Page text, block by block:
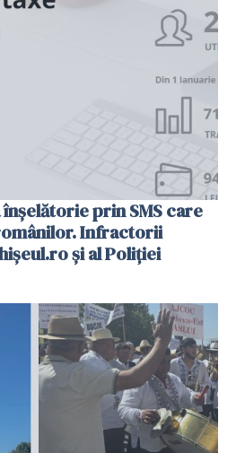
prin SMS care
Infractorii
și al Poliției